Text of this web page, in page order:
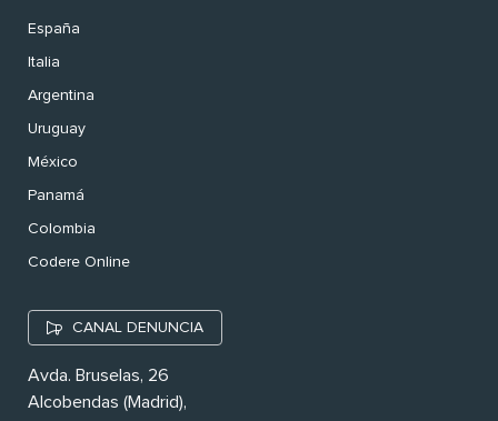
España
Italia
Argentina
Uruguay
México
Panamá
Colombia
Codere Online
CANAL DENUNCIA
Avda. Bruselas, 26
Alcobendas (Madrid),